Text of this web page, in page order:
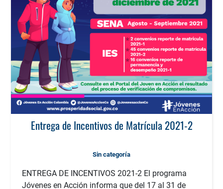
Entrega de Incentivos de Matrícula 2021-2
Sin categoría
ENTREGA DE INCENTIVOS 2021-2 El programa
Jóvenes en Acción informa que del 17 al 31 de